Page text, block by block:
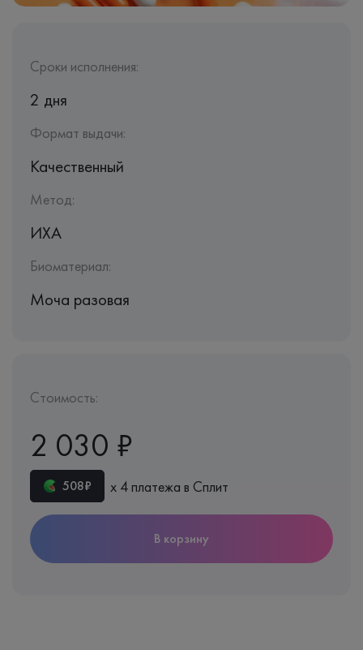
Сроки исполнения:
2 дня
Формат выдачи:
Качественный
Метод:
ИХА
Биоматериал:
Моча разовая
Стоимость:
2 030 ₽
508₽ х 4 платежа в Сплит
В корзину